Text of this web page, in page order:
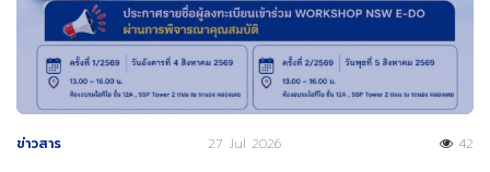
ข่าวสาร 27 Jul 2026 42